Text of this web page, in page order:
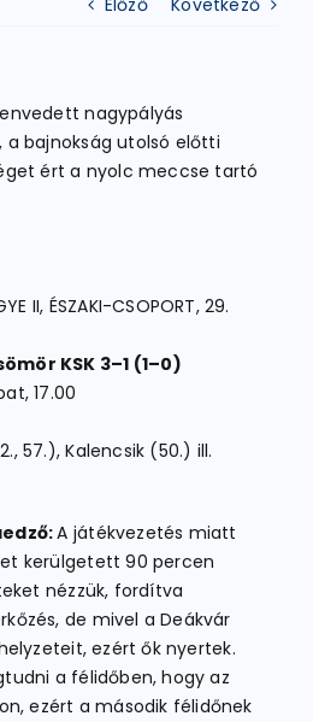
Előző Következő
nagypályás
bajnokság utolsó előtti
ért a nyolc meccse tartó
II, ÉSZAKI-CSOPORT, 29.
KSK 3–1 (1–0)
17.00
57.), Kalencsik (50.) ill.
A játékvezetés miatt
kerülgetett 90 percen
nézzük, fordítva
de mivel a Deákvár
ezért ők nyertek.
a félidőben, hogy az
ezért a második félidőnek